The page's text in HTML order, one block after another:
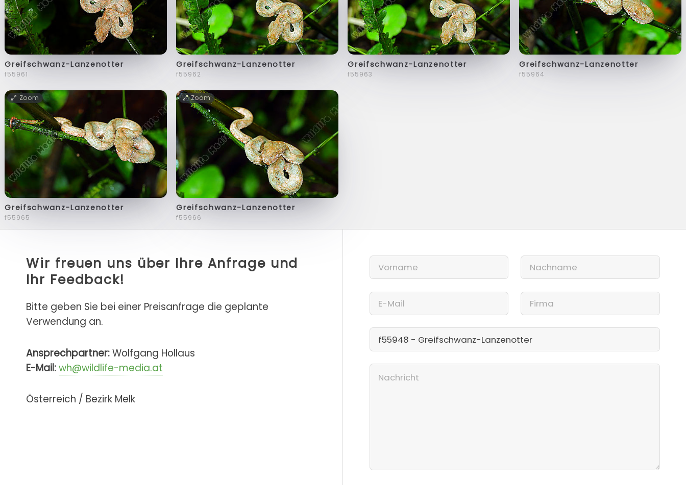
Greifschwanz-Lanzenotter
f55961
Greifschwanz-Lanzenotter
f55962
Greifschwanz-Lanzenotter
f55963
Greifschwanz-Lanzenotter
f55964
Zoom
Greifschwanz-Lanzenotter
f55965
Zoom
Greifschwanz-Lanzenotter
f55966
Wir freuen uns über Ihre Anfrage und
Ihr Feedback!
Bitte geben Sie bei einer Preisanfrage die geplante
Verwendung an.
Ansprechpartner:Wolfgang Hollaus
E-Mail:wh@wildlife-media.at
Österreich / Bezirk Melk